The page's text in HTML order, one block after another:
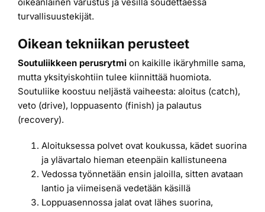
oikeanlainen varustus ja vesillä soudettaessa
turvallisuustekijät.
Oikean tekniikan perusteet
Soutuliikkeen perusrytmi on kaikille ikäryhmille sama,
mutta yksityiskohtiin tulee kiinnittää huomiota.
Soutuliike koostuu neljästä vaiheesta: aloitus (catch),
veto (drive), loppuasento (finish) ja palautus
(recovery).
Aloituksessa polvet ovat koukussa, kädet suorina
ja ylävartalo hieman eteenpäin kallistuneena
Vedossa työnnetään ensin jaloilla, sitten avataan
lantio ja viimeisenä vedetään käsillä
Loppuasennossa jalat ovat lähes suorina,